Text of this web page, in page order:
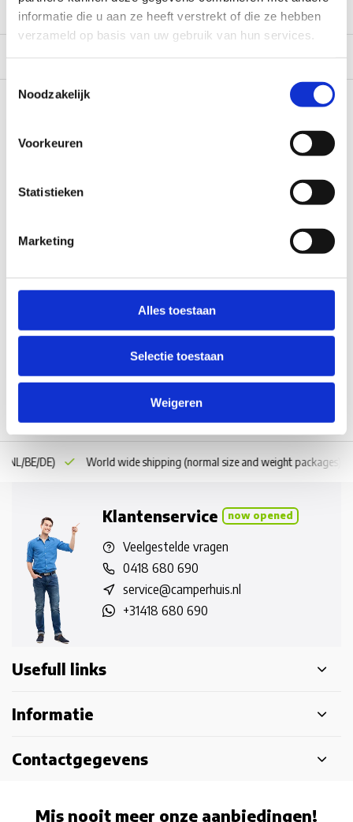
informatie die u aan ze heeft verstrekt of die ze hebben
verzameld op basis van uw gebruik van hun services.
Toestemmingsselectie
Noodzakelijk
Voorkeuren
Statistieken
Marketing
Alles toestaan
Selectie toestaan
Weigeren
Specificaties
Reviews 0/10
Recent bekeken
Niet op voorraad
€23,20
NL/BE/DE) World wide shipping (normal size and weight packages)
Klantenservice now opened
Veelgestelde vragen
0418 680 690
service@camperhuis.nl
+31418 680 690
Usefull links
Informatie
Contactgegevens
Mis nooit meer onze aanbiedingen!